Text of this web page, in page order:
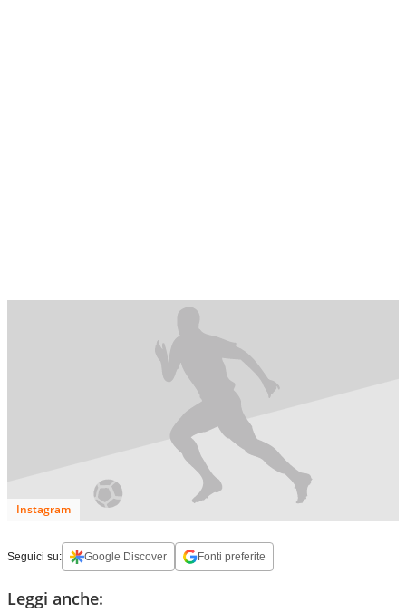
Instagram
Seguici su: Google Discover Fonti preferite
Leggi anche: